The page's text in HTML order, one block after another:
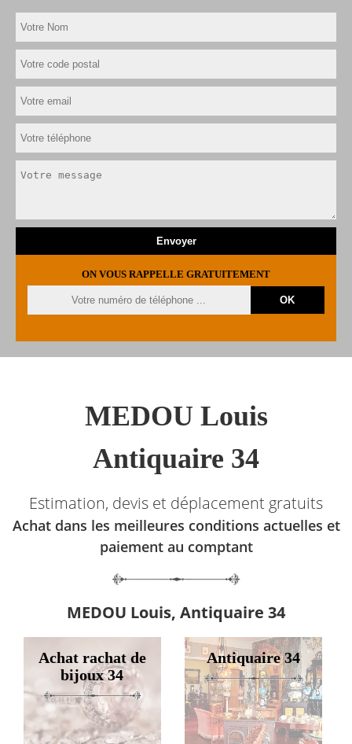
ON VOUS RAPPELLE GRATUITEMENT
MEDOU Louis
Antiquaire 34
Estimation, devis et déplacement gratuits
Achat dans les meilleures conditions actuelles et
paiement au comptant
MEDOU Louis, Antiquaire 34
Achat rachat de
bijoux 34
Antiquaire 34